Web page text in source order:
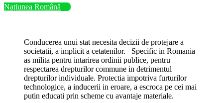
Națiunea Română
Conducerea unui stat necesita decizii de protejare a
societatii, a implicit a cetatenilor. Specific in Romania
as milita pentru intarirea ordinii publice, pentru
respectarea drepturilor commune in detrimentul
drepturilor individuale. Protectia impotriva furturilor
technologice, a inducerii in eroare, a escroca pe cei mai
putin educati prin scheme cu avantaje materiale.